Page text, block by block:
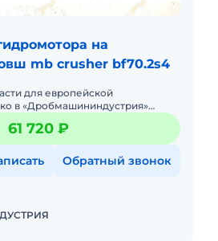
на
mb crusher bf70.2s4
для европейской
в «Дробмашининдустрия»
— это риск простоя,
ресурса. Мы
61 720 ₽
Обратный звонок